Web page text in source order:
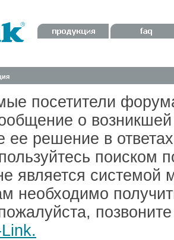
посетители
о
ее решение в
поиском
является системой
необходимо